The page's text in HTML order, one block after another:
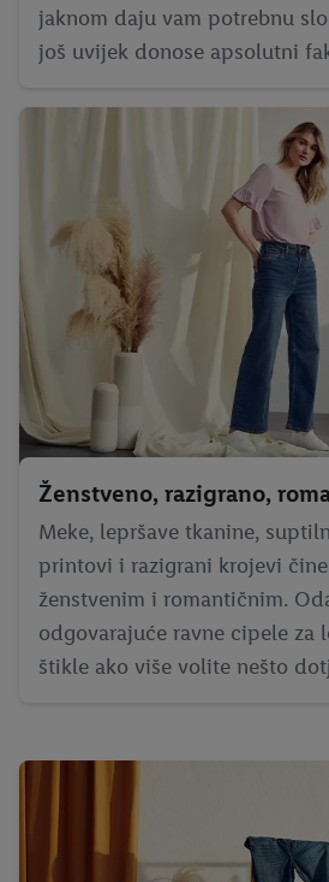
jaknom daju vam potrebnu
još uvijek donose apsolutni
Ženstveno, razigrano,
Meke, lepršave tkanine,
printovi i razigrani krojevi
ženstvenim i romantičnim.
odgovarajuće ravne cipele za
štikle ako više volite nešto